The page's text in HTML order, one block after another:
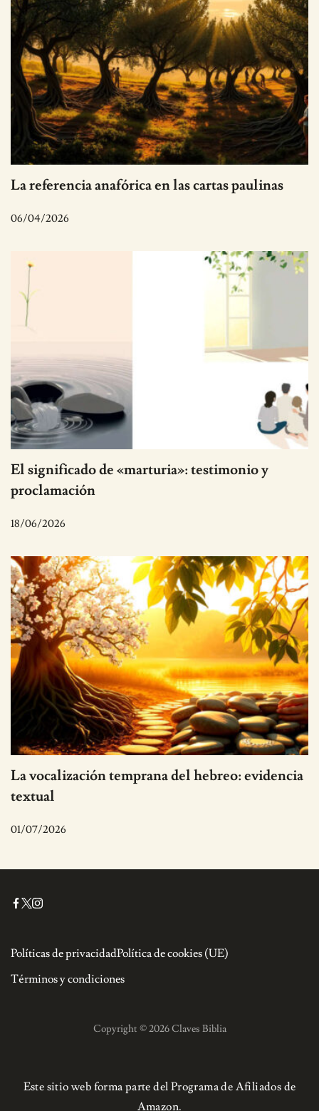
La referencia anafórica en las cartas paulinas
06/04/2026
El significado de «marturia»: testimonio y
proclamación
18/06/2026
La vocalización temprana del hebreo: evidencia
textual
01/07/2026
Políticas de privacidadPolítica de cookies (UE)
Términos y condiciones
Copyright © 2026 Claves Biblia
Este sitio web forma parte del Programa de Afiliados de
Amazon.